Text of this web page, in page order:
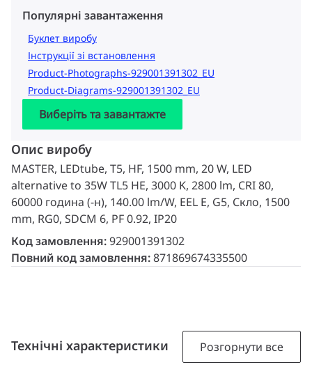
Популярні завантаження
Буклет виробу
Інструкції зі встановлення
Product-Photographs-929001391302_EU
Product-Diagrams-929001391302_EU
Виберіть та завантажте
Опис виробу
MASTER, LEDtube, T5, HF, 1500 mm, 20 W, LED
alternative to 35W TL5 HE, 3000 K, 2800 lm, CRI 80,
60000 година (-н), 140.00 lm/W, EEL E, G5, Скло, 1500
mm, RG0, SDCM 6, PF 0.92, IP20
Код замовлення:929001391302
Повний код замовлення:871869674335500
Технічні характеристики Розгорнути все